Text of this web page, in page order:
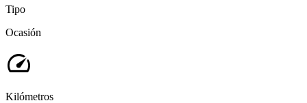
Tipo
Ocasión
speed
Kilómetros